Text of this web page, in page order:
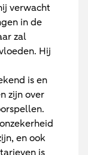
verwacht
in de
zal
Hij
is en
zijn over
en ook